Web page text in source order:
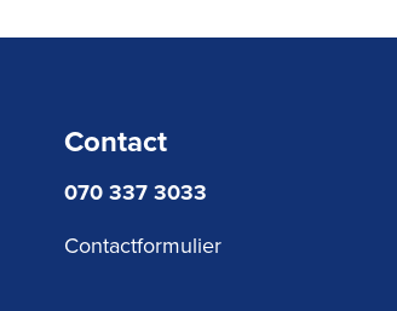
Contact
070 337 3033
Contactformulier